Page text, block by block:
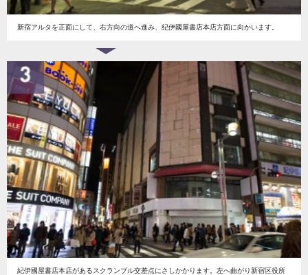
新宿アルタを正面にして、右方向の道へ進み、紀伊國屋書店本店方面に向かいます。
紀伊國屋書店本店があるスクランブル交差点にさしかかります。左へ曲がり新宿区役所